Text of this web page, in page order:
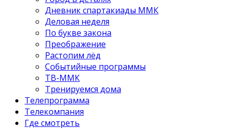
Дневник спартакиады ММК
Деловая неделя
По букве закона
Преображение
Растопим лёд
Событийные программы
ТВ-ММК
Тренируемся дома
Телепрограмма
Телекомпания
Где смотреть